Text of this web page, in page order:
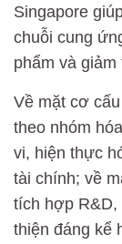
Singapore
chuỗi cung
phẩm và
Về mặt cơ
theo nhóm
vi, hiện thực
tài chính; về
tích hợp R&D,
thiện đáng kể